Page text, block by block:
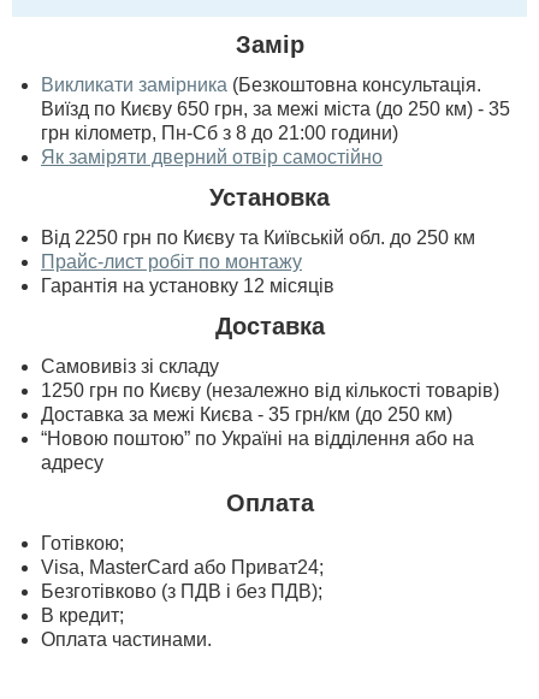
Замір
Викликати замірника (Безкоштовна консультація.
Виїзд по Києву 650 грн, за межі міста (до 250 км) - 35
грн кілометр, Пн-Сб з 8 до 21:00 години)
Як заміряти дверний отвір самостійно
Установка
Від 2250 грн по Києву та Київській обл. до 250 км
Прайс-лист робіт по монтажу
Гарантія на установку 12 місяців
Доставка
Самовивіз зі складу
1250 грн по Києву (незалежно від кількості товарів)
Доставка за межі Києва - 35 грн/км (до 250 км)
“Новою поштою” по Україні на відділення або на
адресу
Оплата
Готівкою;
Visa, MasterСard або Приват24;
Безготівково (з ПДВ і без ПДВ);
В кредит;
Оплата частинами.